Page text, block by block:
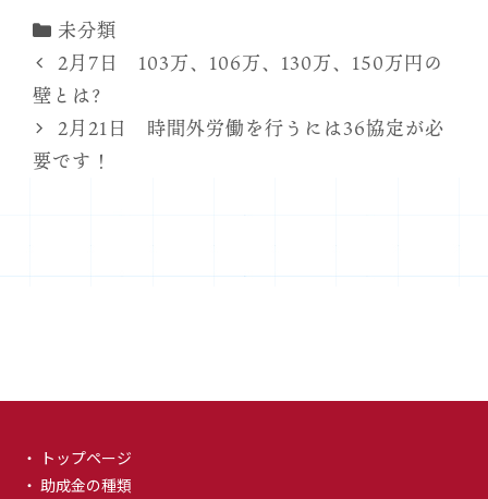
カ
テ
ゴ
リ
ー
未分類
2月7日 103万、106万、130万、150万円の
壁とは?
2月21日 時間外労働を行うには36協定が必
要です！
・ トップページ
・ 助成金の種類